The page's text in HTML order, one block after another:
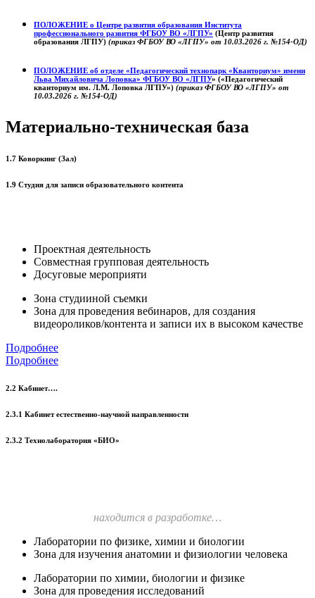
ПОЛОЖЕНИЕ о Центре развития образования Института
профессионального развития ФГБОУ ВО «ЛГПУ» (Центр развития
образования ЛГПУ) (приказ ФГБОУ ВО «ЛГПУ» от 10.03.2026 г. №154-ОД)
ПОЛОЖЕНИЕ об отделе «Педагогический технопарк «Кванториум» имени
Льва Михайловича Лоповка» ФГБОУ ВО «ЛГПУ» («Педагогический
кванториум им. Л.М. Лоповка ЛГПУ») (приказ ФГБОУ ВО «ЛГПУ» от
10.03.2026 г. №154-ОД)
Материально-техническая база
1.7 Коворкинг (Зал)
1.9 Студия для записи образовательного контента
Проектная деятельность
Совместная групповая деятельность
Досуговые мероприяти
Зона студииной съемки
Зона для проведения вебинаров, для создания
видеороликов/контента и записи их в высоком качестве
Подробнее
Подробнее
2.2 Кабинет….
2.3.1 Кабинет естественно-научной направленности
2.3.2 Технолаборатория «БИО»
находится в разработке…
Лаборатории по физике, химии и биологии
Зона для изучения анатомии и физиологии человека
Лаборатории по химии, биологии и физике
Зона для проведения исследований